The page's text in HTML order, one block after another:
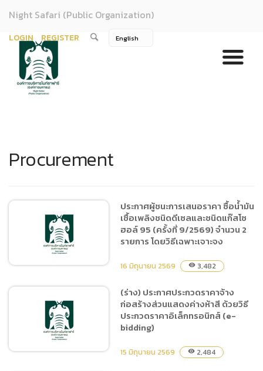
Night Safari (Public Organization)
LOGIN REGISTER
Procurement
ประกาศผู้ชนะการเสนอราคา
ซื้อน้ำมันเชื้อเพลิงชนิดดีเซล
และชนิดแก๊สโซฮอล์ 95 (ครั้ง
ที่ 9/2569) จำนวน 2 รายการ
ประกาศผู้ชนะการเสนอราคา ซื้อน้ำมัน
เชื้อเพลิงชนิดดีเซลและชนิดแก๊สโซ
ฮอล์ 95 (ครั้งที่ 9/2569) จำนวน 2
รายการ โดยวิธีเฉพาะเจาะจง
16 มิถุนายน 2569 visibility 3,482
(ร่าง) ประกาศประกวดราคาจ้าง
ก่อสร้างส่วนแสดงค่างห้าสี ด้วยวิธี
ประกวดราคาอิเล็กทรอนิกส์ (e-
bidding)
15 มิถุนายน 2569 visibility 2,484